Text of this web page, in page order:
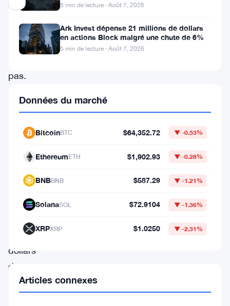
Polymarket
pas.
courte.
longue
implique
000
dollars
de
paris
5 min de lecture · Août 7, 2026
Ark Invest dépense 21 millions de dollars
en actions Block malgré une chute de 6%
5 min de lecture · Août 7, 2026
Données du marché
BitcoinBTC $64,352.72 ▼ -0.53%
EthereumETH $1,902.93 ▼ -0.28%
BNBBNB $587.29 ▼ -1.21%
SolanaSOL $72.9104 ▼ -1.36%
XRPXRP $1.0250 ▼ -2.31%
Articles connexes